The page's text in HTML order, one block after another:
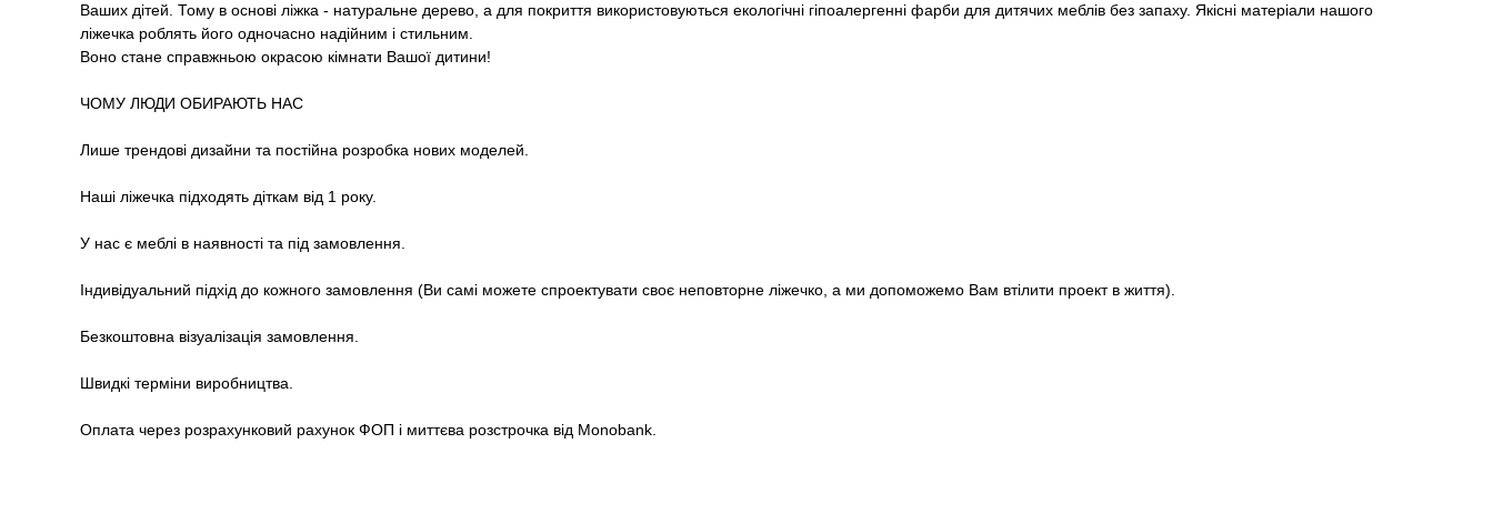
Ваших дітей. Тому в основі ліжка - натуральне дерево, а для покриття використовуються екологічні гіпоалергенні фарби для дитячих меблів без запаху. Якісні матеріали нашого
ліжечка роблять його одночасно надійним і стильним.
Воно стане справжньою окрасою кімнати Вашої дитини!
ЧОМУ ЛЮДИ ОБИРАЮТЬ НАС
Лише трендові дизайни та постійна розробка нових моделей.
Наші ліжечка підходять діткам від 1 року.
У нас є меблі в наявності та під замовлення.
Індивідуальний підхід до кожного замовлення (Ви самі можете спроектувати своє неповторне ліжечко, а ми допоможемо Вам втілити проект в життя).
Безкоштовна візуалізація замовлення.
Швидкі терміни виробництва.
Оплата через розрахунковий рахунок ФОП і миттєва розстрочка від Monobank.